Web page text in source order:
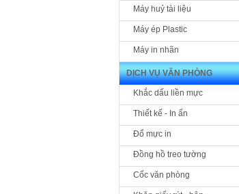
Máy huỷ tài liệu
Máy ép Plastic
Máy in nhãn
DỊCH VỤ VĂN PHÒNG
Khắc dấu liền mực
Thiết kế - In ấn
Đổ mực in
Đồng hồ treo tường
Cốc văn phòng